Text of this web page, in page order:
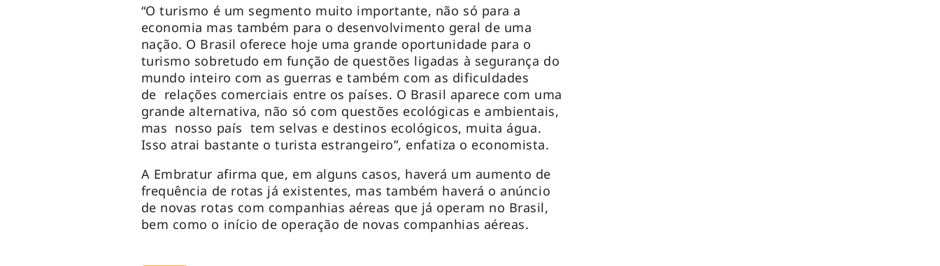
“O turismo é um segmento muito importante, não só para a
economia mas também para o desenvolvimento geral de uma
nação. O Brasil oferece hoje uma grande oportunidade para o
turismo sobretudo em função de questões ligadas à segurança do
mundo inteiro com as guerras e também com as dificuldades
de relações comerciais entre os países. O Brasil aparece com uma
grande alternativa, não só com questões ecológicas e ambientais,
mas nosso país tem selvas e destinos ecológicos, muita água.
Isso atrai bastante o turista estrangeiro”, enfatiza o economista.
A Embratur afirma que, em alguns casos, haverá um aumento de
frequência de rotas já existentes, mas também haverá o anúncio
de novas rotas com companhias aéreas que já operam no Brasil,
bem como o início de operação de novas companhias aéreas.